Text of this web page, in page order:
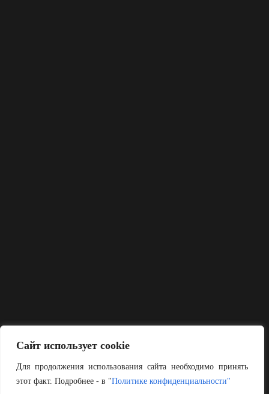
Сайт использует cookie
Для продолжения использования сайта необходимо принять
этот факт. Подробнее - в "Политике конфиденциальности"